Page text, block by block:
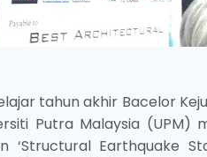
tahun akhir Bacelor
Putra Malaysia
‘Structural Earthquake